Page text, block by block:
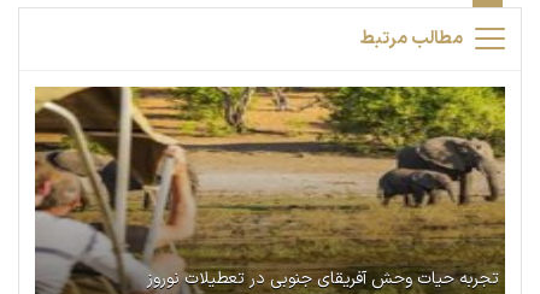
مطالب مرتبط
تجربه حیات وحش آفریقای جنوبی در تعطیلات نوروز